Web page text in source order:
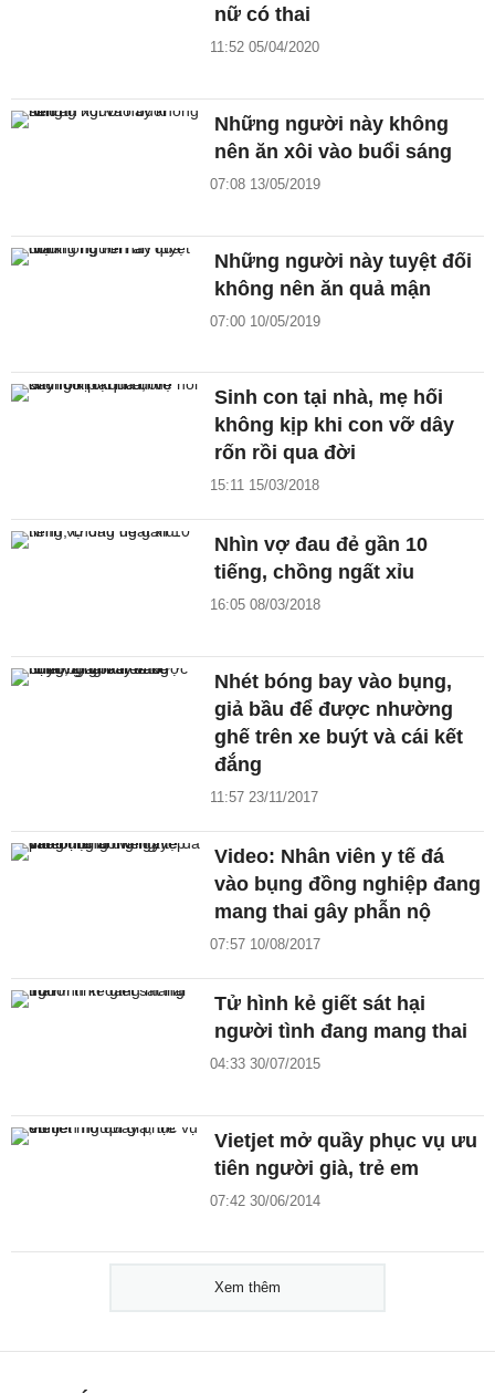
nữ có thai
11:52 05/04/2020
Những người này không
nên ăn xôi vào buổi sáng
07:08 13/05/2019
Những người này tuyệt đối
không nên ăn quả mận
07:00 10/05/2019
Sinh con tại nhà, mẹ hối
không kịp khi con vỡ dây
rốn rồi qua đời
15:11 15/03/2018
Nhìn vợ đau đẻ gần 10
tiếng, chồng ngất xỉu
16:05 08/03/2018
Nhét bóng bay vào bụng,
giả bầu để được nhường
ghế trên xe buýt và cái kết
đắng
11:57 23/11/2017
Video: Nhân viên y tế đá
vào bụng đồng nghiệp đang
mang thai gây phẫn nộ
07:57 10/08/2017
Tử hình kẻ giết sát hại
người tình đang mang thai
04:33 30/07/2015
Vietjet mở quầy phục vụ ưu
tiên người già, trẻ em
07:42 30/06/2014
Xem thêm